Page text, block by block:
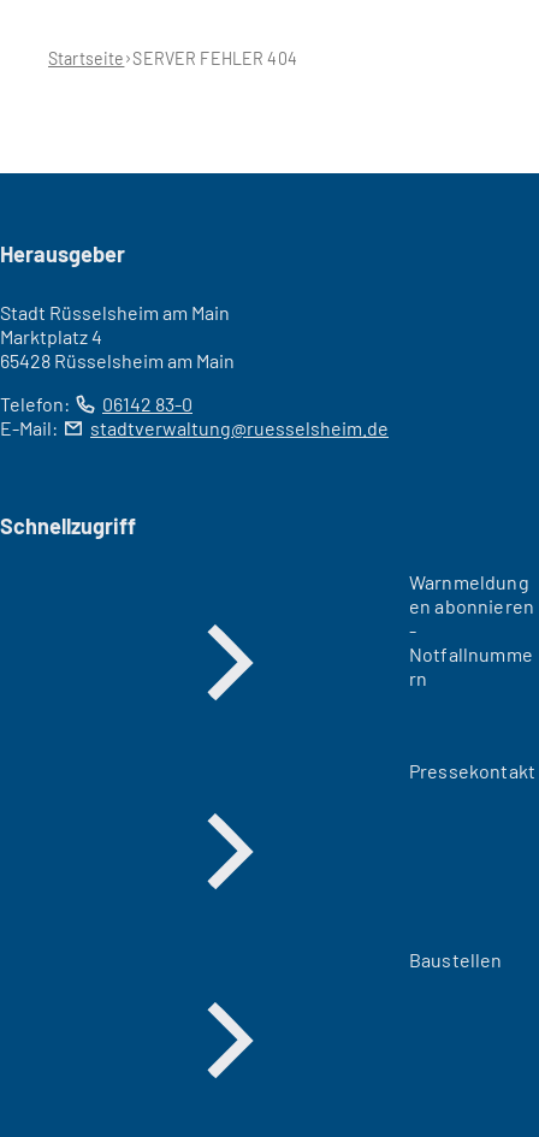
Startseite SERVER FEHLER 404
Seitenfuß
Herausgeber
Stadt Rüsselsheim am Main
Marktplatz 4
65428 Rüsselsheim am Main
Telefon:
06142 83-0
E-Mail:
stadtverwaltung ruesselsheim de
Schnellzugriff
Warnmeldung
en abonnieren
-
Notfallnumme
rn
Pressekontakt
Baustellen